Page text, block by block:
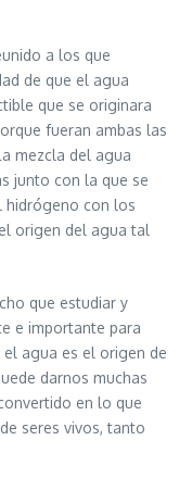
a los que
de que el agua
que se originara
fueran ambas las
mezcla del agua
junto con la que se
hidrógeno con los
origen del agua tal
que estudiar y
e importante para
agua es el origen de
darnos muchas
en lo que
seres vivos, tanto